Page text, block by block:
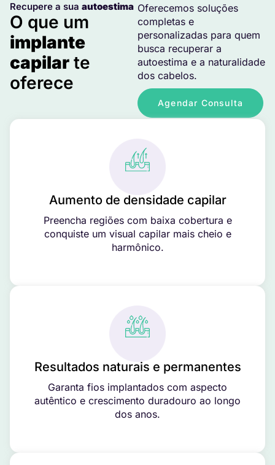
Recupere a sua autoestima
O que um
implante
capilar te
oferece
Oferecemos soluções
completas e
personalizadas para quem
busca recuperar a
autoestima e a naturalidade
dos cabelos.
Agendar Consulta
Aumento de densidade capilar
Preencha regiões com baixa cobertura e
conquiste um visual capilar mais cheio e
harmônico.
Resultados naturais e permanentes
Garanta fios implantados com aspecto
autêntico e crescimento duradouro ao longo
dos anos.